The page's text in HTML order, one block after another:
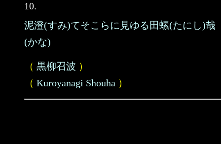
10.
泥澄(すみ)てそこらに見ゆる田螺(たにし)哉
(かな)
（ 黒柳召波 ）
（ Kuroyanagi Shouha ）